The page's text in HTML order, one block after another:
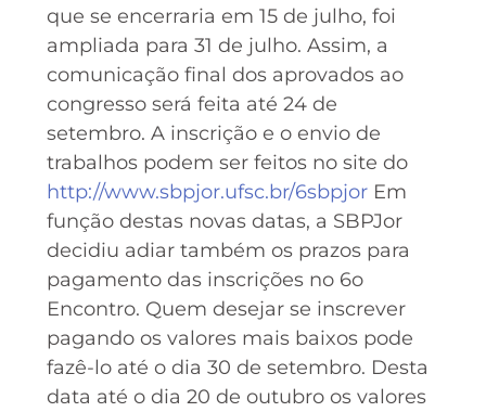
que se encerraria em 15 de julho, foi
ampliada para 31 de julho. Assim, a
comunicação final dos aprovados ao
congresso será feita até 24 de
setembro. A inscrição e o envio de
trabalhos podem ser feitos no site do
http://www.sbpjor.ufsc.br/6sbpjorEm
função destas novas datas, a SBPJor
decidiu adiar também os prazos para
pagamento das inscrições no 6o
Encontro. Quem desejar se inscrever
pagando os valores mais baixos pode
fazê-lo até o dia 30 de setembro. Desta
data até o dia 20 de outubro os valores